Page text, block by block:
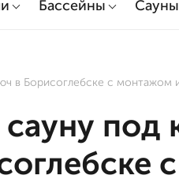
Бассейны Сауны
в Борисоглебске с монтажом
сауну под
с